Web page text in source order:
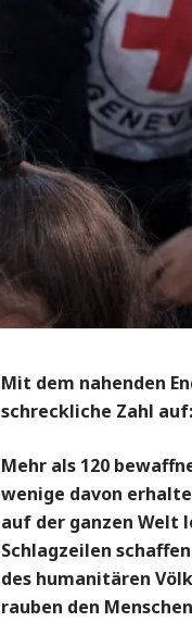
Mit dem nahenden
schreckliche Zahl
Mehr als 120
wenige davon
auf der ganzen Welt
Schlagzeilen
des humanitären
rauben den